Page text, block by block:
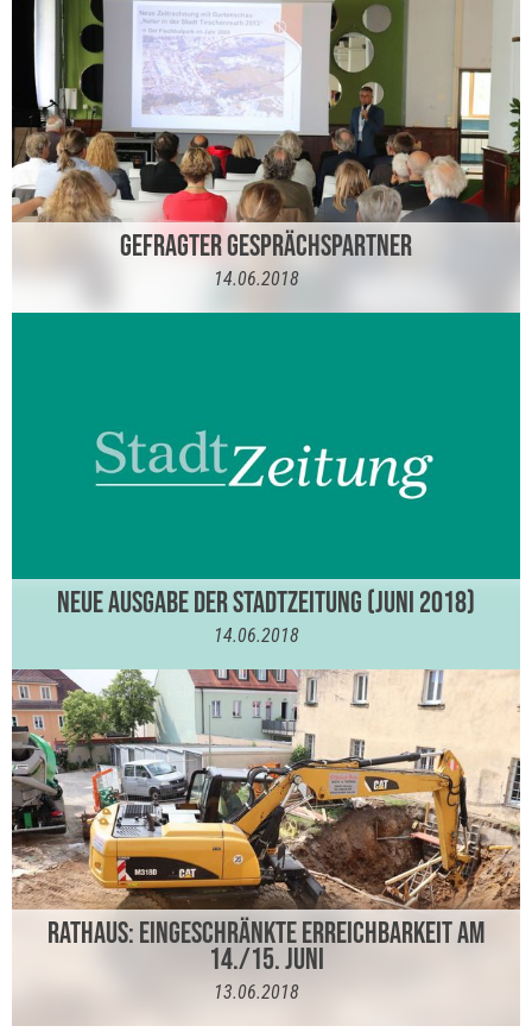
GEFRAGTER GESPRÄCHSPARTNER
14.06.2018
NEUE AUSGABE DER STADTZEITUNG (JUNI 2018)
14.06.2018
RATHAUS: EINGESCHRÄNKTE ERREICHBARKEIT AM
14./15. JUNI
13.06.2018